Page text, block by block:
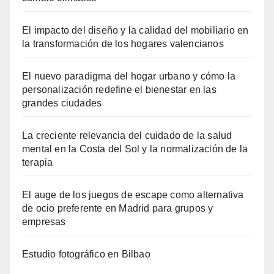
El impacto del diseño y la calidad del mobiliario en
la transformación de los hogares valencianos
El nuevo paradigma del hogar urbano y cómo la
personalización redefine el bienestar en las
grandes ciudades
La creciente relevancia del cuidado de la salud
mental en la Costa del Sol y la normalización de la
terapia
El auge de los juegos de escape como alternativa
de ocio preferente en Madrid para grupos y
empresas
Estudio fotográfico en Bilbao